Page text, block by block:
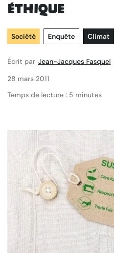
éthique
Société Enquête Climat
Écrit par Jean-Jacques Fasquel
28 mars 2011
Temps de lecture : 5 minutes